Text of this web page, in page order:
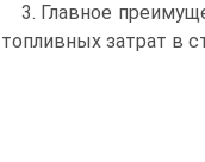
3. Главное
топливных затрат в